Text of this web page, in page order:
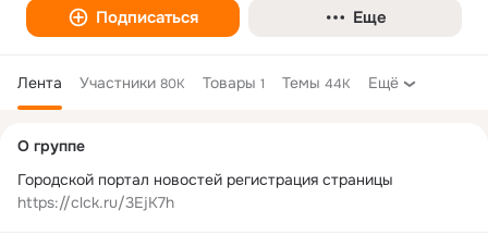
Подписаться Еще
Лента Участники 80K Товары 1 Темы 44K Ещё
колонка
О группе
https://clck.ru/3EjK7h